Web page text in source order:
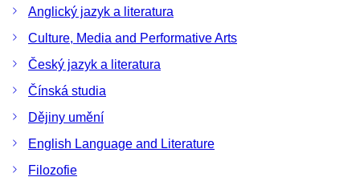
Anglický jazyk a literatura
Culture, Media and Performative Arts
Český jazyk a literatura
Čínská studia
Dějiny umění
English Language and Literature
Filozofie